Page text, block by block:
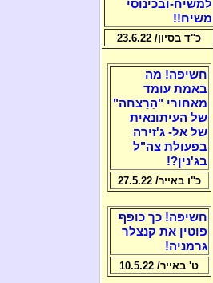
למשיח-ובכינוסי
משיח!!
כ"ד בסיון/ 23.6.22
חשיפה! מה
באמת עומד
מאחורי "הֵרַצחה"
של העיתונאית
של אל- ג'זירה
בפעולת צה"ל
בג'נין?!
כ"ו באייר/ 27.5.22
חשיפה! כך כופף
פוטין את קנצלר
גרמניה!
ט' באייר/ 10.5.22